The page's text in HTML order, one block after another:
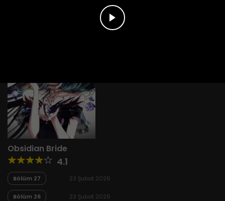
Obsidian Bride
4.1
Bölüm 27 23 Şubat 2026
Bölüm 26 23 Şubat 2026